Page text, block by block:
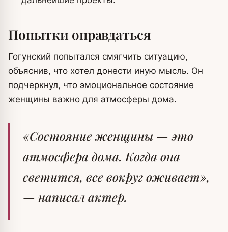
Попытки оправдаться
Гогунский попытался смягчить ситуацию,
объяснив, что хотел донести иную мысль. Он
подчеркнул, что эмоциональное состояние
женщины важно для атмосферы дома.
«Состояние женщины — это
атмосфера дома. Когда она
светится, все вокруг оживает»,
— написал актер.